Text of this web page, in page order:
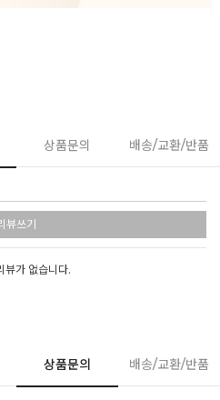
상품문의 배송/교환/반품
뷰쓰기
뷰가 없습니다.
상품문의 배송/교환/반품